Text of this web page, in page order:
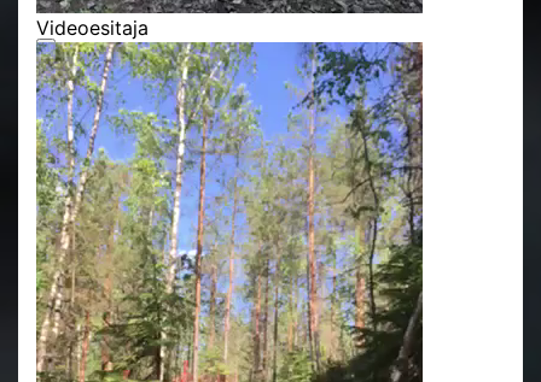
00:00
00:00
00:40
Videoesitaja